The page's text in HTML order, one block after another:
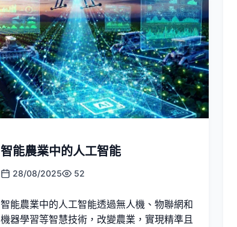
智能農業中的人工智能
28/08/2025 52
智能農業中的人工智能透過無人機、物聯網和
機器學習等智慧技術，改變農業，實現精準且